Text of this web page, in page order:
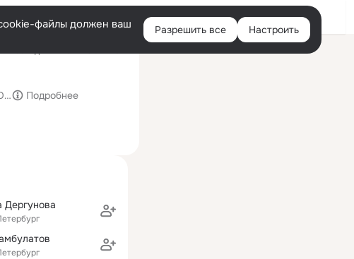
Войти
файлы должен ваш
Разрешить все Настроить
Санкт-Петербургский государственный инженерно-
Подробнее
Дергунова